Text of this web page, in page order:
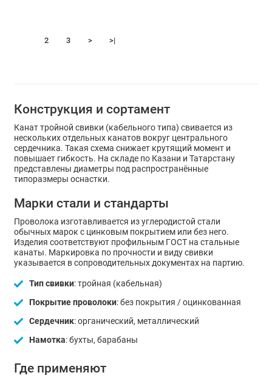
2 3 > >|
Конструкция и сортамент
Канат тройной свивки (кабельного типа) свивается из
нескольких отдельных канатов вокруг центрального
сердечника. Такая схема снижает крутящий момент и
повышает гибкость. На складе по Казани и Татарстану
представлены диаметры под распространённые
типоразмеры оснастки.
Марки стали и стандарты
Проволока изготавливается из углеродистой стали
обычных марок с цинковым покрытием или без него.
Изделия соответствуют профильным ГОСТ на стальные
канаты. Маркировка по прочности и виду свивки
указывается в сопроводительных документах на партию.
Тип свивки: тройная (кабельная)
Покрытие проволоки: без покрытия / оцинкованная
Сердечник: органический, металлический
Намотка: бухты, барабаны
Где применяют